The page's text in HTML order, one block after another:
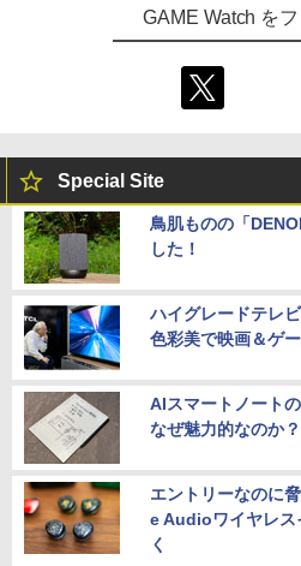
GAME Watch を
Special Site
鳥肌ものの「
した！
ハイグレードテレ
色彩美で映画＆ゲ
AIスマートノート
なぜ魅力的なのか？
エントリーなのに
e Audioワイヤレス
く